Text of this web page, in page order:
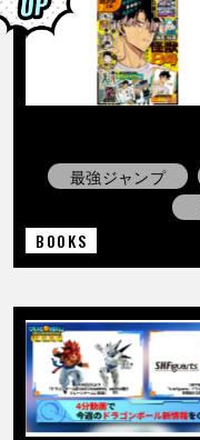
最強ジャンプ
BOOKS